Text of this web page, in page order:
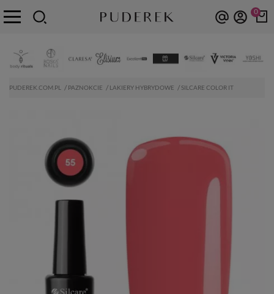
0
PUDEREK.COM.PL PAZNOKCIE LAKIERY HYBRYDOWE SILCARE COLOR IT